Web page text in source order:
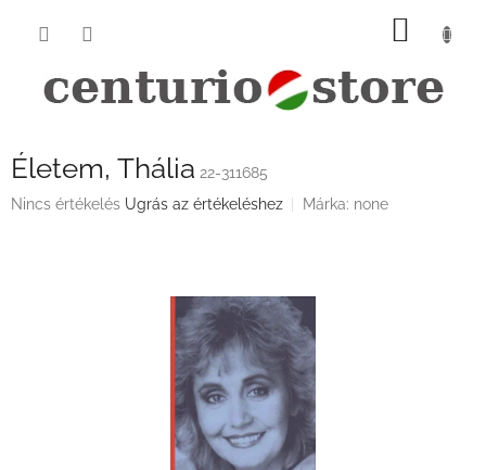
KOSÁR
Életem, Thália 22-311685
A
Nincs értékelés Ugrás az értékeléshez Márka: none